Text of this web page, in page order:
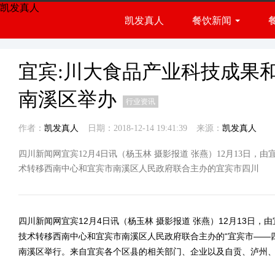
凯发真人
凯发真人
餐饮新闻
行业资讯
宜宾:川大食品产业科技成果
南溪区举办
行业资讯
作者： 凯发真人 日期：2018-12-14 19:41:39 来源： 凯发真人
四川新闻网宜宾12月4日讯（杨玉林 摄影报道 张燕）12月13日，
术转移西南中心和宜宾市南溪区人民政府联合主办的宜宾市四川
四川新闻网宜宾12月4日讯（杨玉林 摄影报道 张燕）12月13日，
技术转移西南中心和宜宾市南溪区人民政府联合主办的“宜宾市——
南溪区举行。来自宜宾各个区县的相关部门、企业以及自贡、泸州